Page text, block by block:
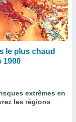
le plus chaud
1900
extrêmes en
les régions